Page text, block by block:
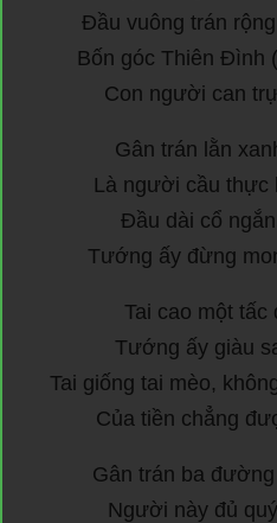
Đầu vuông trán
Bốn góc Thiên Đình
Con người can
Gân trán lằn
Là người cầu thực
Đầu dài cổ
Tướng ấy đừng
Tai cao một tấc
Tướng ấy giàu
Tai giống tai mèo,
Của tiền chẳng
Gân trán ba
Người này đủ